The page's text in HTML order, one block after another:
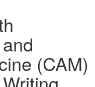
(CAM)